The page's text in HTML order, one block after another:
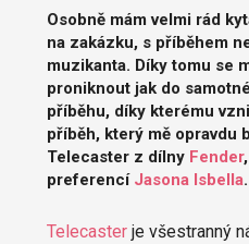
Osobně mám velmi rád
na zakázku, s příběhem
muzikanta. Díky tomu se
proniknout jak do
příběhu, díky kterému
příběh, který mě opravdu
Telecaster z dílny Fender
preferencí Jasona Isbella.
Telecasterje všestranný